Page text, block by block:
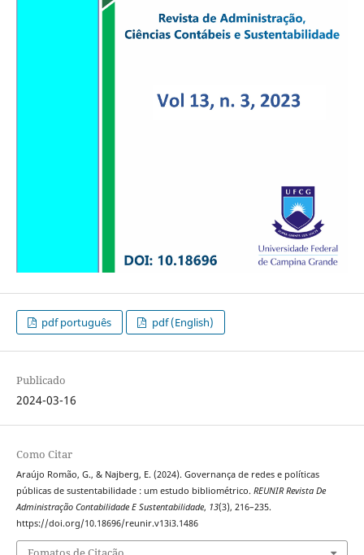
pdf português pdf (English)
Publicado
2024-03-16
Como Citar
Araújo Romão, G., & Najberg, E. (2024). Governança de redes e políticas
públicas de sustentabilidade : um estudo bibliométrico. REUNIR Revista De
Administração Contabilidade E Sustentabilidade, 13(3), 216–235.
https://doi.org/10.18696/reunir.v13i3.1486